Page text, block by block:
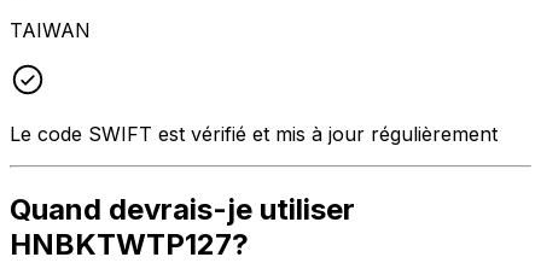
TAIWAN
Le code SWIFT est vérifié et mis à jour régulièrement
Quand devrais-je utiliser
HNBKTWTP127?